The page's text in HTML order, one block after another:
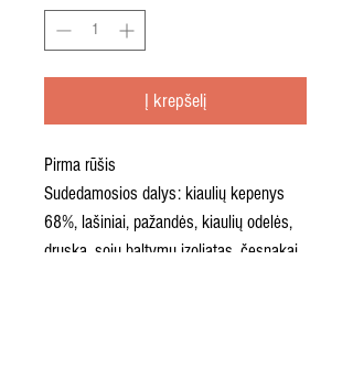
Į krepšelį
Pirma rūšis
Sudedamosios dalys: kiaulių kepenys
68%, lašiniai, pažandės, kiaulių odelės,
druska, sojų baltymų izoliatas, česnakai,